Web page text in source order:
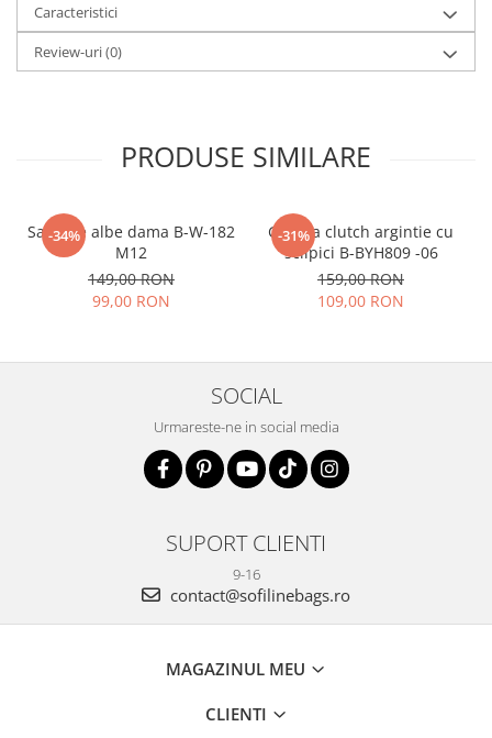
Caracteristici
Review-uri(0)
PRODUSE SIMILARE
-34%
Sandale albe dama B-W-182
M12
149,00 RON
99,00 RON
-31%
Geanta clutch argintie cu
sclipici B-BYH809 -06
159,00 RON
109,00 RON
SOCIAL
Urmareste-ne in social media
SUPORT CLIENTI
9-16
contact@sofilinebags.ro
MAGAZINUL MEU
CLIENTI